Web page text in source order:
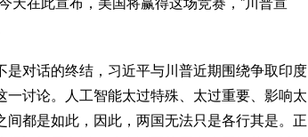
天在此宣布，美国将赢得这场竞赛，”川普宣
对话的终结，习近平与川普近期围绕争取印度
讨论。人工智能太过特殊、太过重要、影响太
都是如此，因此，两国无法只是各行其是。正